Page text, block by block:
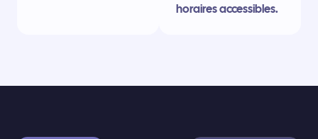
horaires accessibles.